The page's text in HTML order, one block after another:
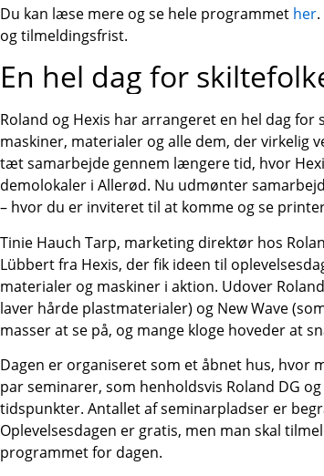
Du kan læse mere og se hele programmet her
og tilmeldingsfrist.
En hel dag for
Roland og Hexis har arrangeret en hel dag
maskiner, materialer og alle dem, der virkelig
tæt samarbejde gennem længere tid, hvor
demolokaler i Allerød. Nu udmønter
– hvor du er inviteret til at komme og se
Tinie Hauch Tarp, marketing direktør hos
Lübbert fra Hexis, der fik ideen til
materialer og maskiner i aktion. Udover
laver hårde plastmaterialer) og New Wave
masser at se på, og mange kloge hoveder at
Dagen er organiseret som et åbnet hus, hvor
par seminarer, som henholdsvis Roland DG
tidspunkter. Antallet af seminarpladser er
Oplevelsesdagen er gratis, men man skal
programmet for dagen.